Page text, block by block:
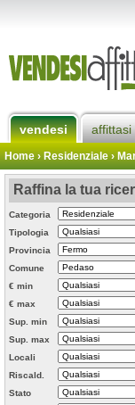
vendesi affittasi
Home› Residenziale ›
Raffina la tua
Categoria
Tipologia
Provincia
Comune
€ min
€ max
Sup. min
Sup. max
Locali
Riscald.
Stato